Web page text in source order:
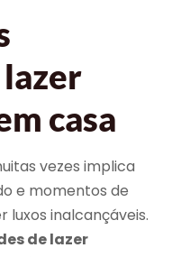
casa
vezes implica
e momentos de
inalcançáveis.
de lazer